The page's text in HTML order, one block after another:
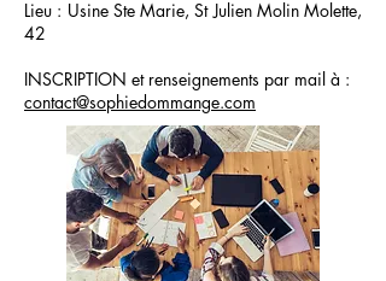
Lieu : Usine Ste Marie, St Julien Molin Molette,
42
INSCRIPTION et renseignements par mail à :
contact@sophiedommange.com